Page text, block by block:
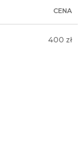
CENA
400 zł